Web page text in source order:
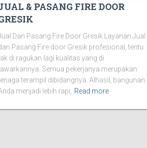
& PASANG FIRE DOOR
Dan Pasang Fire Door Gresik Layanan Jual
Pasang Fire door Gresik profesional, tentu
di ragukan lagi kualitas yang di
Semua pekerjanya merupakan
terampil dibidangnya. Alhasil, bangunan
menjadi lebih rapi,
Read more